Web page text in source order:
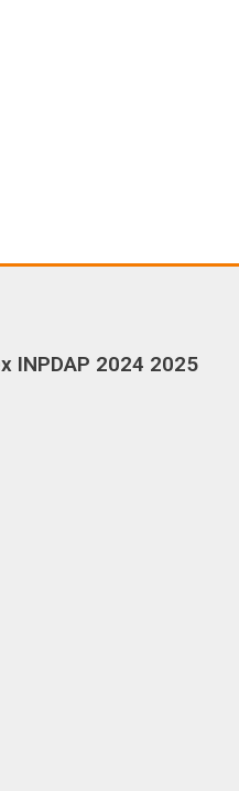
INPDAP 2024 2025